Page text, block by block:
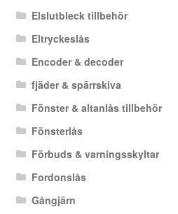
Elslutbleck tillbehör
Eltryckeslås
Encoder & decoder
fjäder & spärrskiva
Fönster & altanlås tillbehör
Fönsterlås
Förbuds & varningsskyltar
Fordonslås
Gångjärn